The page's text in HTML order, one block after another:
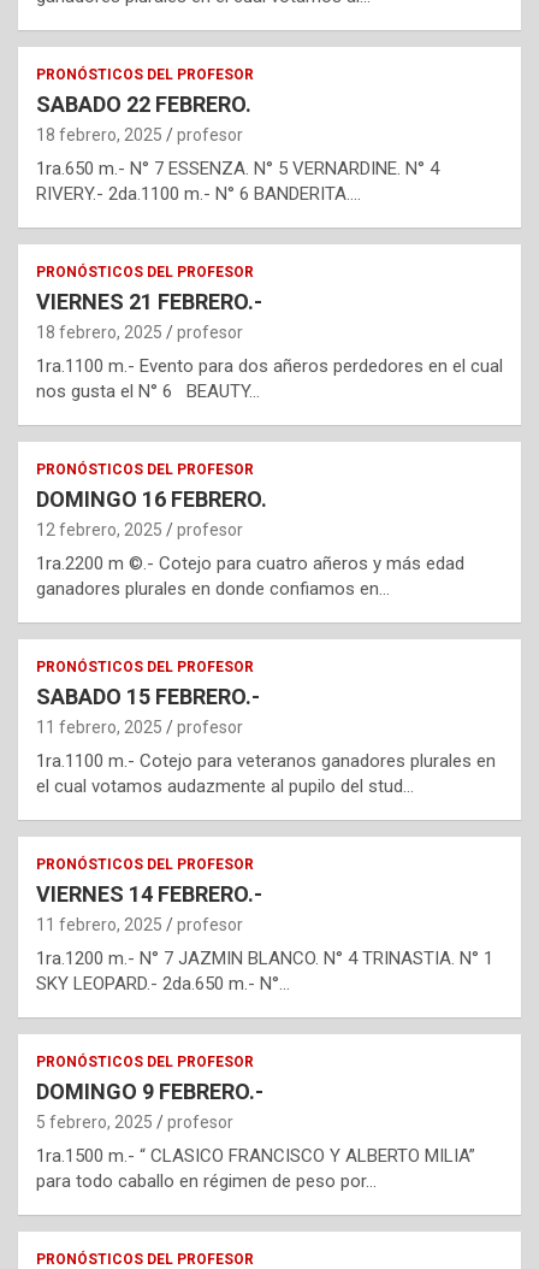
PRONÓSTICOS DEL PROFESOR
SABADO 22 FEBRERO.
18 febrero, 2025 profesor
1ra.650 m.- N° 7 ESSENZA. N° 5 VERNARDINE. N° 4
RIVERY.- 2da.1100 m.- N° 6 BANDERITA.…
PRONÓSTICOS DEL PROFESOR
VIERNES 21 FEBRERO.-
18 febrero, 2025 profesor
1ra.1100 m.- Evento para dos añeros perdedores en el cual
nos gusta el N° 6 BEAUTY…
PRONÓSTICOS DEL PROFESOR
DOMINGO 16 FEBRERO.
12 febrero, 2025 profesor
1ra.2200 m ©.- Cotejo para cuatro añeros y más edad
ganadores plurales en donde confiamos en…
PRONÓSTICOS DEL PROFESOR
SABADO 15 FEBRERO.-
11 febrero, 2025 profesor
1ra.1100 m.- Cotejo para veteranos ganadores plurales en
el cual votamos audazmente al pupilo del stud…
PRONÓSTICOS DEL PROFESOR
VIERNES 14 FEBRERO.-
11 febrero, 2025 profesor
1ra.1200 m.- N° 7 JAZMIN BLANCO. N° 4 TRINASTIA. N° 1
SKY LEOPARD.- 2da.650 m.- N°…
PRONÓSTICOS DEL PROFESOR
DOMINGO 9 FEBRERO.-
5 febrero, 2025 profesor
1ra.1500 m.- “ CLASICO FRANCISCO Y ALBERTO MILIA”
para todo caballo en régimen de peso por…
PRONÓSTICOS DEL PROFESOR